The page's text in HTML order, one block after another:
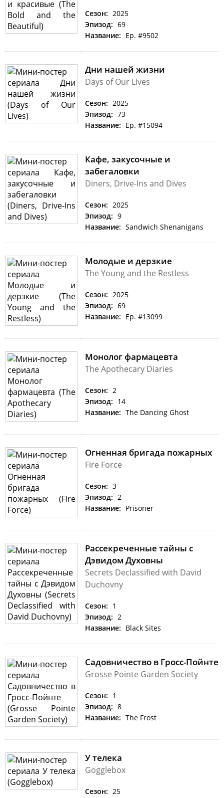
Сезон: 2025
Эпизод: 69
Название: Ep. #9502
Дни нашей жизни
Days of Our Lives
Сезон: 2025
Эпизод: 73
Название: Ep. #15094
Кафе, закусочные и
забегаловки
Diners, Drive-Ins and Dives
Сезон: 2025
Эпизод: 9
Название: Sandwich Shenanigans
Молодые и дерзкие
The Young and the Restless
Сезон: 2025
Эпизод: 69
Название: Ep. #13099
Монолог фармацевта
The Apothecary Diaries
Сезон: 2
Эпизод: 14
Название: The Dancing Ghost
Огненная бригада пожарных
Fire Force
Сезон: 3
Эпизод: 2
Название: Prisoner
Рассекреченные тайны с
Дэвидом Духовны
Secrets Declassified with David
Duchovny
Сезон: 1
Эпизод: 2
Название: Black Sites
Садовничество в Гросс-Пойнте
Grosse Pointe Garden Society
Сезон: 1
Эпизод: 8
Название: The Frost
У телека
Gogglebox
Сезон: 25